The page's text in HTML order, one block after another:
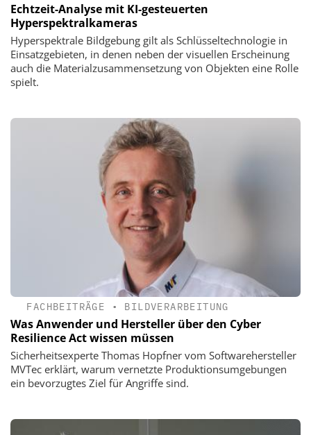
Echtzeit-Analyse mit KI-gesteuerten
Hyperspektralkameras
Hyperspektrale Bildgebung gilt als Schlüsseltechnologie in
Einsatzgebieten, in denen neben der visuellen Erscheinung
auch die Materialzusammensetzung von Objekten eine Rolle
spielt.
FACHBEITRÄGE • BILDVERARBEITUNG
Was Anwender und Hersteller über den Cyber
Resilience Act wissen müssen
Sicherheitsexperte Thomas Hopfner vom Softwarehersteller
MVTec erklärt, warum vernetzte Produktionsumgebungen
ein bevorzugtes Ziel für Angriffe sind.